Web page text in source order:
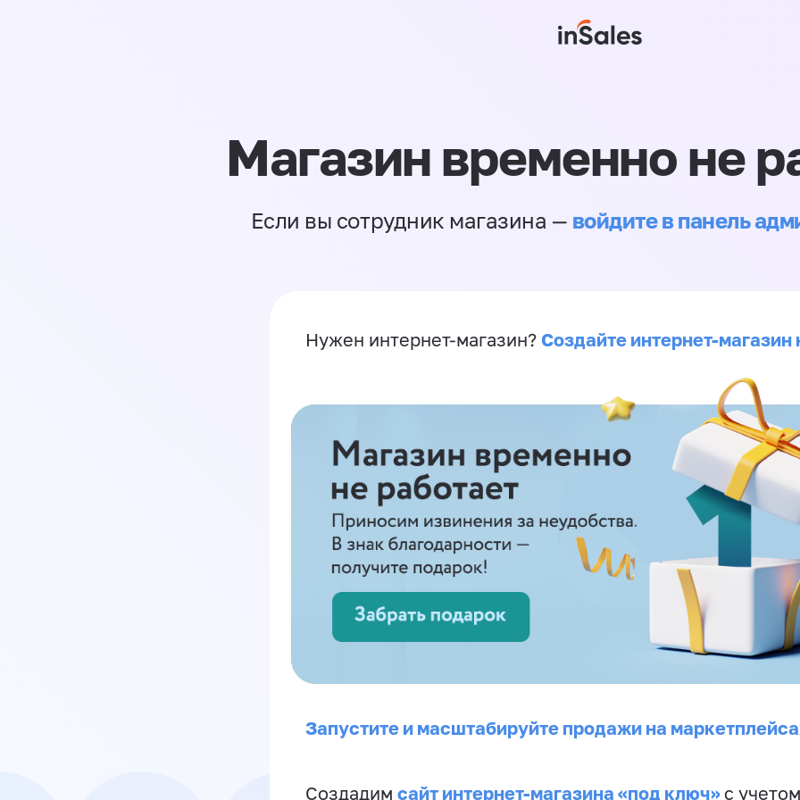
Магазин временно не
Если вы сотрудник магазина — войдите в панель
Нужен интернет-магазин? Создайте интернет-магазин
Запустите и масштабируйте продажи на
Создадим сайт интернет-магазина «под ключ» с учетом